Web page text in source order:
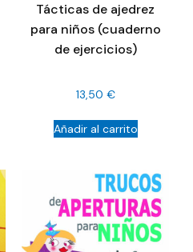
Tácticas de ajedrez
para niños (cuaderno
de ejercicios)
13,50 €
Añadir al carrito